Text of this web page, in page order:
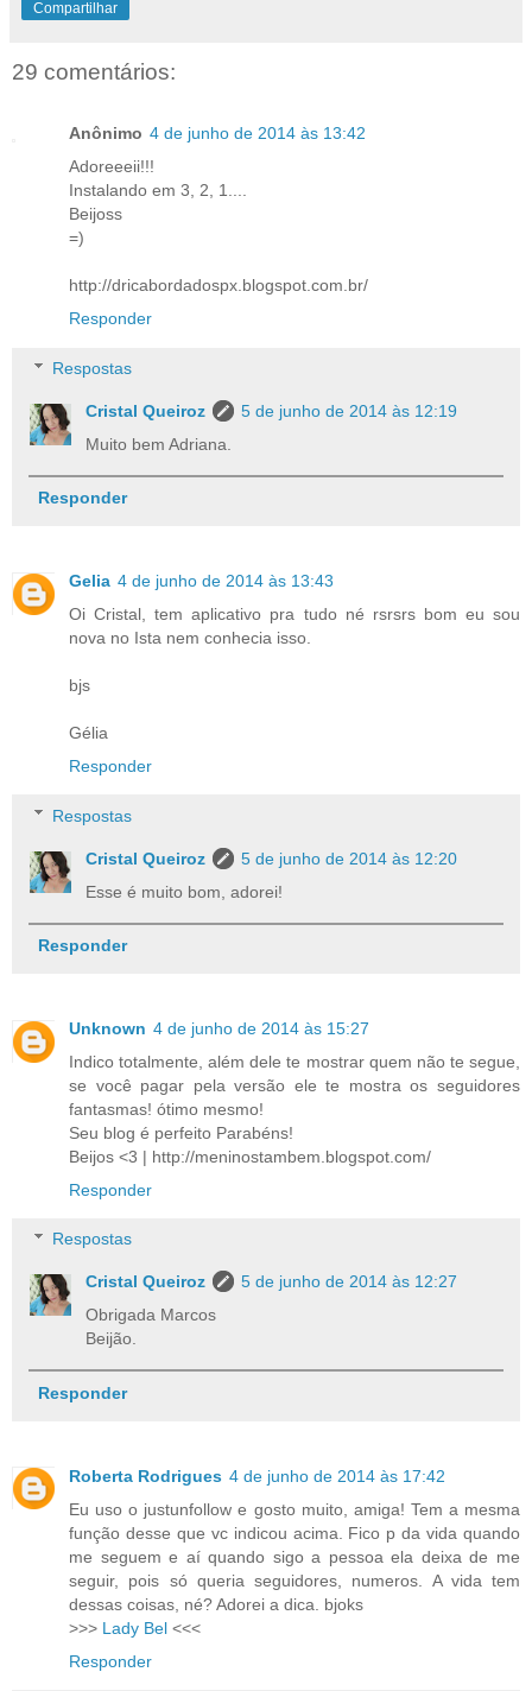
Compartilhar
29 comentários:
Anônimo 4 de junho de 2014 às 13:42
Adoreeeii!!!
Instalando em 3, 2, 1....
Beijoss
=)
http://dricabordadospx.blogspot.com.br/
Responder
Respostas
Cristal Queiroz
5 de junho de 2014 às 12:19
Muito bem Adriana.
Responder
Gelia 4 de junho de 2014 às 13:43
Oi Cristal, tem aplicativo pra tudo né rsrsrs bom eu sou
nova no Ista nem conhecia isso.
bjs
Gélia
Responder
Respostas
Cristal Queiroz
5 de junho de 2014 às 12:20
Esse é muito bom, adorei!
Responder
Unknown 4 de junho de 2014 às 15:27
Indico totalmente, além dele te mostrar quem não te segue,
se você pagar pela versão ele te mostra os seguidores
fantasmas! ótimo mesmo!
Seu blog é perfeito Parabéns!
Beijos <3 | http://meninostambem.blogspot.com/
Responder
Respostas
Cristal Queiroz
5 de junho de 2014 às 12:27
Obrigada Marcos
Beijão.
Responder
Roberta Rodrigues 4 de junho de 2014 às 17:42
Eu uso o justunfollow e gosto muito, amiga! Tem a mesma
função desse que vc indicou acima. Fico p da vida quando
me seguem e aí quando sigo a pessoa ela deixa de me
seguir, pois só queria seguidores, numeros. A vida tem
dessas coisas, né? Adorei a dica. bjoks
>>> Lady Bel <<<
Responder